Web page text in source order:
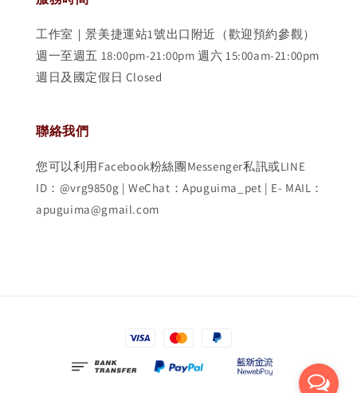
工作室｜景美捷運站1號出口附近（歡迎預約參觀）
週一至週五 18:00pm-21:00pm 週六 15:00am-21:00pm
週日及國定假日 Closed
聯絡我們
您可以利用Facebook粉絲團Messenger私訊或LINE
ID：@vrg9850g | WeChat：Apuguima_pet | E- MAIL：
apuguima@gmail.com